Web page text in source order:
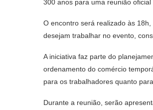
300 anos para uma reunião
O encontro será realizado às
desejam trabalhar no evento,
A iniciativa faz parte do
ordenamento do comércio
para os trabalhadores quanto
Durante a reunião, serão